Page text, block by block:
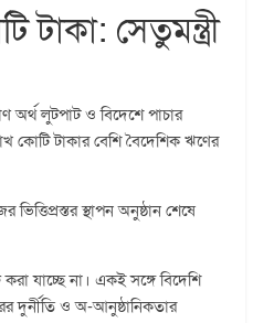
টাকা: সেতুমন্ত্রী
অর্থ লুটপাট ও বিদেশে পাচার
কোটি টাকার বেশি বৈদেশিক ঋণের
স্থাপন অনুষ্ঠান শেষে
যাচ্ছে না। একই সঙ্গে বিদেশি
দুর্নীতি ও অ-আনুষ্ঠানিকতার